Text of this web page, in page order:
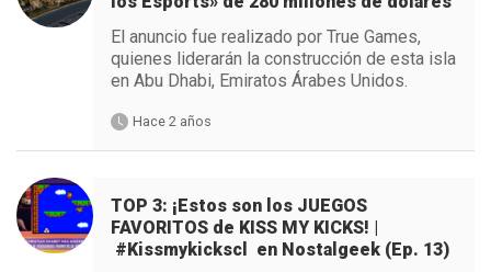
El anuncio fue realizado por True Games,
quienes liderarán la construcción de esta isla
en Abu Dhabi, Emiratos Árabes Unidos.
Hace 2 años
TOP 3: ¡Estos son los JUEGOS
FAVORITOS de KISS MY KICKS! |
#Kissmykickscl en Nostalgeek (Ep. 13)